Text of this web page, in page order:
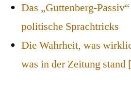
Das „Guttenberg-
politische Sprachtricks
Die Wahrheit, was
was in der Zeitung stand